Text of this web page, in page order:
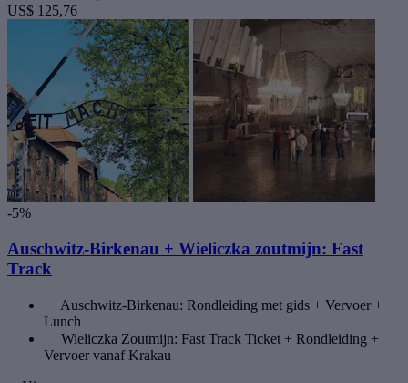
US$ 125,76
-5%
Auschwitz-Birkenau + Wieliczka zoutmijn: Fast
Track
Auschwitz-Birkenau: Rondleiding met gids + Vervoer +
Lunch
Wieliczka Zoutmijn: Fast Track Ticket + Rondleiding +
Vervoer vanaf Krakau